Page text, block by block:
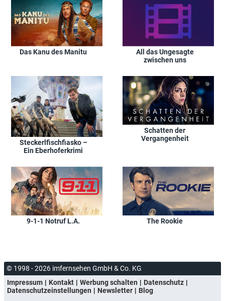
Das Kanu des Manitu
All das Ungesagte
zwischen uns
Steckerlfischfiasko –
Ein Eberhoferkrimi
Schatten der
Vergangenheit
9-1-1 Notruf L.A. The Rookie
© 1998 - 2026 imfernsehen GmbH & Co. KG
Impressum
Kontakt Werbung schalten
Datenschutz
Datenschutzeinstellungen
Newsletter
Blog